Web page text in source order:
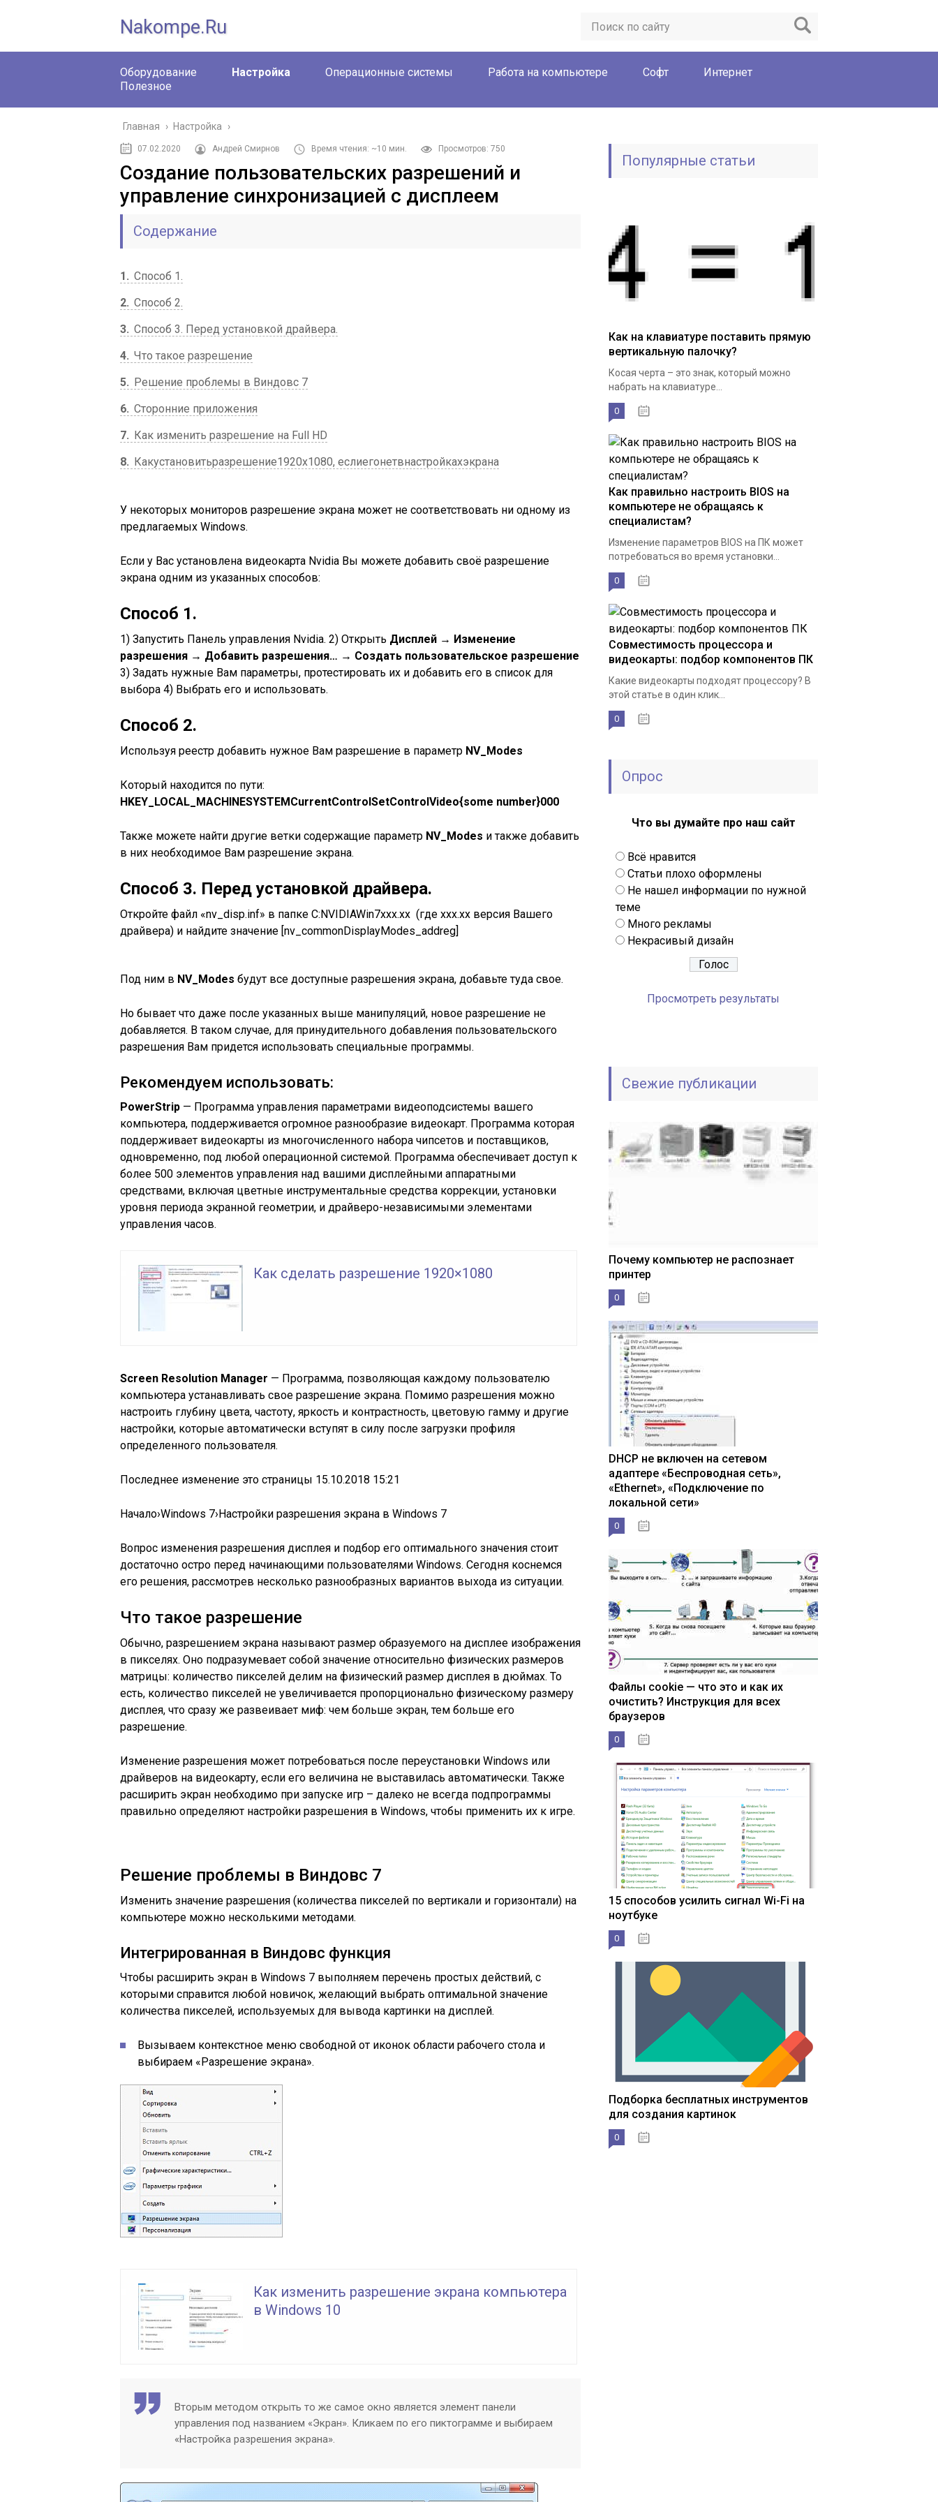
Nakompe.ru
Оборудование Настройка Операционные системы Работа на компьютере Софт
Интернет
Полезное
Главная › Настройка ›
07.02.2020 Андрей Смирнов Время чтения: ~10 мин. Просмотров: 750
Создание пользовательских разрешений и
управление синхронизацией с дисплеем
Содержание
1
Способ 1.
2 Способ 2.
3 Способ 3. Перед установкой драйвера.
4 Что такое разрешение
5
Решение проблемы в Виндовс 7
6 Сторонние приложения
7
Как изменить разрешение на Full HD
8
Какустановитьразрешение1920х1080, еслиегонетвнастройкахэкрана
У некоторых мониторов разрешение экрана может не соответствовать ни одному из
предлагаемых Windows.
Если у Вас установлена видеокарта Nvidia Вы можете добавить своё разрешение
экрана одним из указанных способов:
Способ 1.
1) Запустить Панель управления Nvidia. 2) Открыть Дисплей → Изменение
разрешения → Добавить разрешения… → Создать пользовательское разрешение
3) Задать нужные Вам параметры, протестировать их и добавить его в список для
выбора 4) Выбрать его и использовать.
Способ 2.
Используя реестр добавить нужное Вам разрешение в параметр NV_Modes
Который находится по пути:
HKEY_LOCAL_MACHINESYSTEMCurrentControlSetControlVideo{some number}000
Также можете найти другие ветки содержащие параметр NV_Modes и также добавить
в них необходимое Вам разрешение экрана.
Способ 3. Перед установкой драйвера.
Откройте файл «nv_disp.inf» в папке C:NVIDIAWin7xxx.xx (где ххх.хх версия Вашего
драйвера) и найдите значение [nv_commonDisplayModes_addreg]
Под ним в NV_Modes будут все доступные разрешения экрана, добавьте туда свое.
Но бывает что даже после указанных выше манипуляций, новое разрешение не
добавляется. В таком случае, для принудительного добавления пользовательского
разрешения Вам придется использовать специальные программы.
Рекомендуем использовать:
PowerStrip — Программа управления параметрами видеоподсистемы вашего
компьютера, поддерживается огромное разнообразие видеокарт. Программа которая
поддерживает видеокарты из многочисленного набора чипсетов и поставщиков,
одновременно, под любой операционной системой. Программа обеспечивает доступ к
более 500 элементов управления над вашими дисплейными аппаратными
средствами, включая цветные инструментальные средства коррекции, установки
уровня периода экранной геометрии, и драйверо-независимыми элементами
управления часов.
Как сделать разрешение 1920×1080
Screen Resolution Manager — Программа, позволяющая каждому пользователю
компьютера устанавливать свое разрешение экрана. Помимо разрешения можно
настроить глубину цвета, частоту, яркость и контрастность, цветовую гамму и другие
настройки, которые автоматически вступят в силу после загрузки профиля
определенного пользователя.
Последнее изменение это страницы 15.10.2018 15:21
Начало›Windows 7›Настройки разрешения экрана в Windows 7
Вопрос изменения разрешения дисплея и подбор его оптимального значения стоит
достаточно остро перед начинающими пользователями Windows. Сегодня коснемся
его решения, рассмотрев несколько разнообразных вариантов выхода из ситуации.
Что такое разрешение
Обычно, разрешением экрана называют размер образуемого на дисплее изображения
в пикселях. Оно подразумевает собой значение относительно физических размеров
матрицы: количество пикселей делим на физический размер дисплея в дюймах. То
есть, количество пикселей не увеличивается пропорционально физическому размеру
дисплея, что сразу же развеивает миф: чем больше экран, тем больше его
разрешение.
Изменение разрешения может потребоваться после переустановки Windows или
драйверов на видеокарту, если его величина не выставилась автоматически. Также
расширить экран необходимо при запуске игр – далеко не всегда подпрограммы
правильно определяют настройки разрешения в Windows, чтобы применить их к игре.
Решение проблемы в Виндовс 7
Изменить значение разрешения (количества пикселей по вертикали и горизонтали) на
компьютере можно несколькими методами.
Интегрированная в Виндовс функция
Чтобы расширить экран в Windows 7 выполняем перечень простых действий, с
которыми справится любой новичок, желающий выбрать оптимальной значение
количества пикселей, используемых для вывода картинки на дисплей.
Вызываем контекстное меню свободной от иконок области рабочего стола и
выбираем «Разрешение экрана».
Как изменить разрешение экрана компьютера
в Windows 10
Вторым методом открыть то же самое окно является элемент панели
управления под названием «Экран». Кликаем по его пиктограмме и выбираем
«Настройка разрешения экрана».
Популярные статьи
Как на клавиатуре поставить прямую
вертикальную палочку?
Косая черта – это знак, который можно
набрать на клавиатуре...
0
Как правильно настроить BIOS на
компьютере не обращаясь к
специалистам?
Изменение параметров BIOS на ПК может
потребоваться во время установки...
0
Совместимость процессора и
видеокарты: подбор компонентов ПК
Какие видеокарты подходят процессору? В
этой статье в один клик...
0
Опрос
Что вы думайте про наш сайт
Всё нравится
Статьи плохо оформлены
Не нашел информации по нужной
теме
Много рекламы
Некрасивый дизайн
Просмотреть результаты
Свежие публикации
Почему компьютер не распознает
принтер
0
DHCP не включен на сетевом
адаптере «Беспроводная сеть»,
«Ethernet», «Подключение по
локальной сети»
0
Файлы cookie — что это и как их
очистить? Инструкция для всех
браузеров
0
15 способов усилить сигнал Wi-Fi на
ноутбуке
0
Подборка бесплатных инструментов
для создания картинок
0